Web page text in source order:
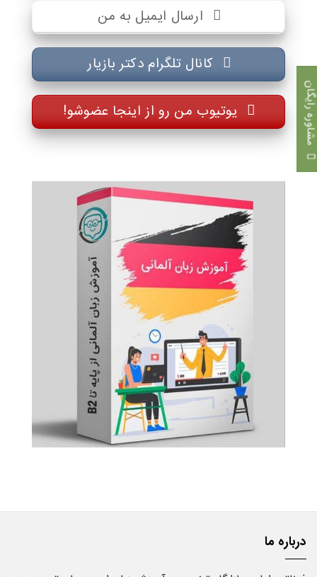
ارسال ایمیل به من
کانال تلگرام دکتر بازیار
یوتیوب من رو از اینجا عضوشو!
درباره ما